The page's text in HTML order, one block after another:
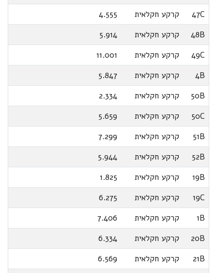
47C
קרקע חקלאית
4.555
48B
קרקע חקלאית
5.914
49C
קרקע חקלאית
11.001
4B
קרקע חקלאית
5.847
50B
קרקע חקלאית
2.334
50C
קרקע חקלאית
5.659
51B
קרקע חקלאית
7.299
52B
קרקע חקלאית
5.944
19B
קרקע חקלאית
1.825
19C
קרקע חקלאית
6.275
1B
קרקע חקלאית
7.406
20B
קרקע חקלאית
6.334
21B
קרקע חקלאית
6.569